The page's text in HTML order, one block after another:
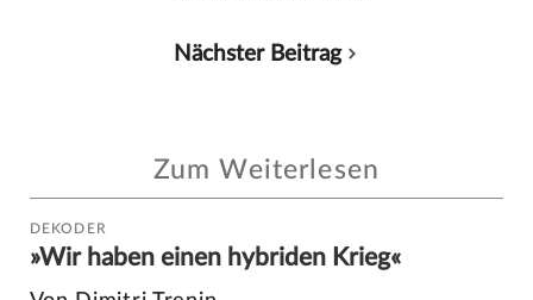
Nächster Beitrag
Zum Weiterlesen
DEKODER
»Wir haben einen hybriden Krieg«